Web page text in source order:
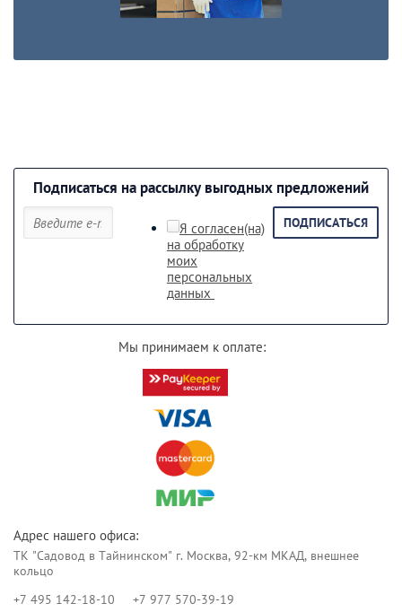
Подписаться на рассылку выгодных предложений
Я согласен(на)
на обработку
моих
персональных
данных
ПОДПИСАТЬСЯ
Мы принимаем к оплате:
Адрес нашего офиса:
ТК "Садовод в Тайнинском" г. Москва, 92-км МКАД, внешнее
кольцо
+7 495 142-18-10
+7 977 570-39-19